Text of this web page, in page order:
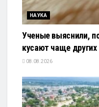
НАУКА
Ученые выяснили,
кусают чаще других
08.08.2026